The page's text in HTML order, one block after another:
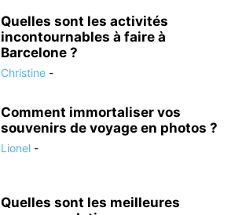
Quelles sont les activités
incontournables à faire à
Barcelone ?
Christine -
Comment immortaliser vos
souvenirs de voyage en photos ?
Lionel -
Quelles sont les meilleures